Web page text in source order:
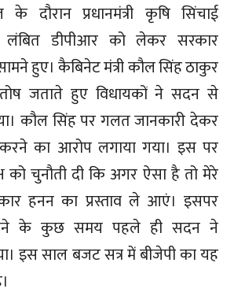
के दौरान प्रधानमंत्री कृषि सिंचाई
लंबित डीपीआर को लेकर सरकार
हुए। कैबिनेट मंत्री कौल सिंह ठाकुर
जताते हुए विधायकों ने सदन से
कौल सिंह पर गलत जानकारी देकर
का आरोप लगाया गया। इस पर
को चुनौती दी कि अगर ऐसा है तो मेरे
हनन का प्रस्ताव ले आएं। इसपर
के कुछ समय पहले ही सदन ने
इस साल बजट सत्र में बीजेपी का यह